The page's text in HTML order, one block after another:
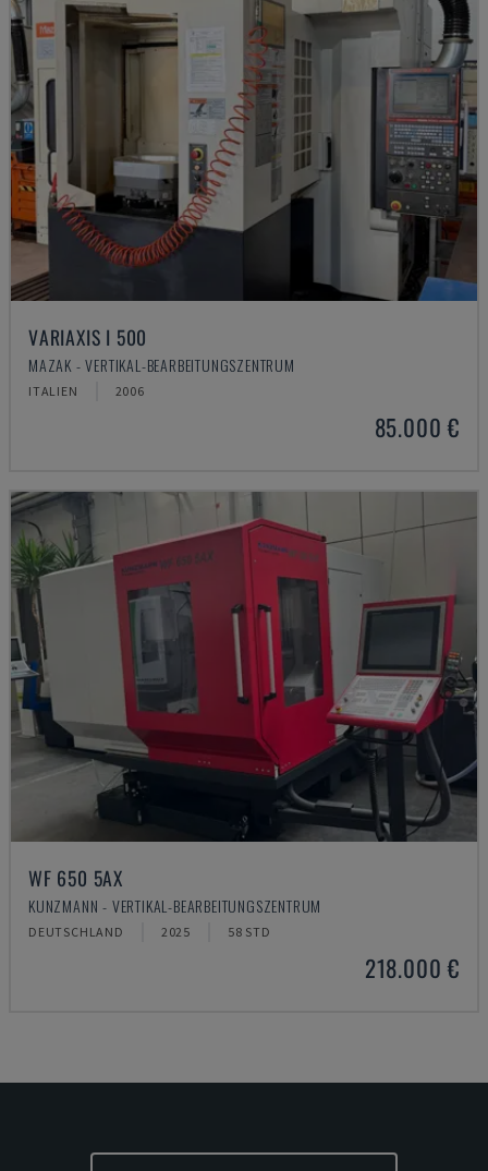
VARIAXIS I 500
MAZAK - VERTIKAL-BEARBEITUNGSZENTRUM
ITALIEN 2006
85.000 €
WF 650 5AX
KUNZMANN - VERTIKAL-BEARBEITUNGSZENTRUM
DEUTSCHLAND 2025 58 STD
218.000 €